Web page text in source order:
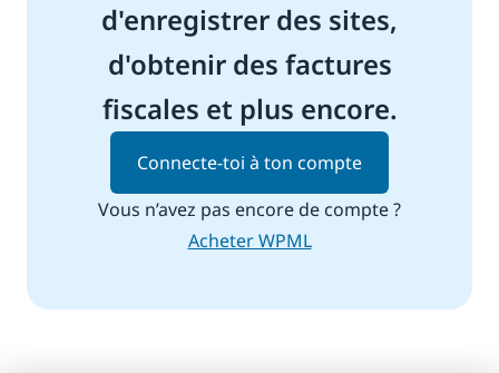
d'enregistrer des sites,
d'obtenir des factures
fiscales et plus encore.
Connecte-toi à ton compte
Vous n’avez pas encore de compte ?
Acheter WPML